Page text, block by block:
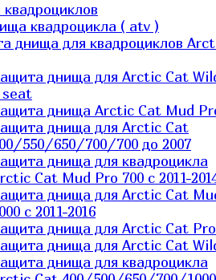
квадроцикла ( atv )
днища для квадроциклов
днища для Arctic Cat
seat
днища Arctic Cat Mud
днища для Arctic Cat
550/650/700/700 до 2007
днища для квадроцикла
Cat Mud Pro 700 с 2011-
днища для Arctic Cat
c 2011-2016
днища для Arctic Cat
днища для Arctic Cat
днища для квадроцикла